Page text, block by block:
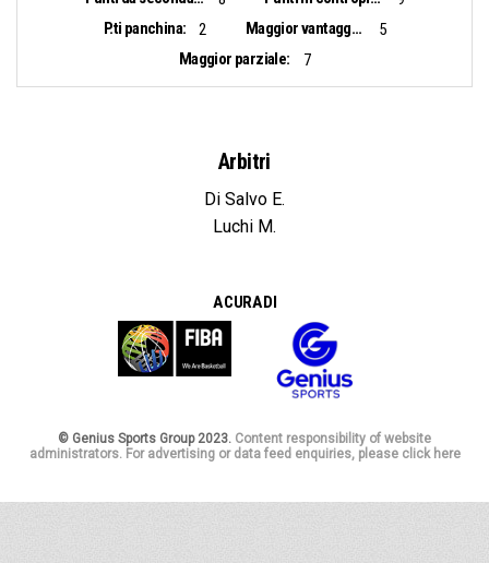
P.ti panchina:
2 Maggior vantaggio:
5
Maggior parziale:
7
Arbitri
Di Salvo E.
Luchi M.
A CURA DI
© Genius Sports Group 2023. Content responsibility of website
administrators. For advertising or data feed enquiries, please click here